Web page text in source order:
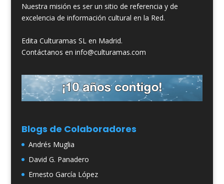
Nuestra misión es ser un sitio de referencia y de
excelencia de información cultural en la Red.
Edita Culturamas SL en Madrid.
Contáctanos en info@culturamas.com
Blogs de Colaboradores
Andrés Muglia
David G. Panadero
Ernesto García López